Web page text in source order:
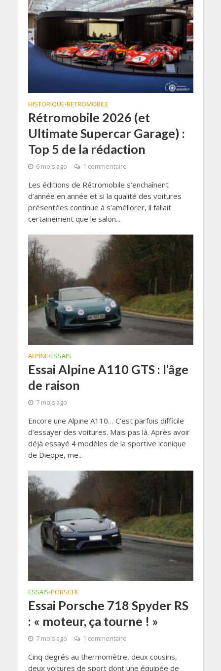
HISTORIQUE•RETROMOBILE
Rétromobile 2026 (et
Ultimate Supercar Garage) :
Top 5 de la rédaction
6 mois ago 1 commentaire
Les éditions de Rétromobile s’enchaînent
d’année en année et si la qualité des voitures
présentées continue à s’améliorer, il fallait
certainement que le salon...
ALPINE•ESSAIS
Essai Alpine A110 GTS : l’âge
de raison
7 mois ago
Encore une Alpine A110… C’est parfois difficile
d’essayer des voitures. Mais pas là. Après avoir
déjà essayé 4 modèles de la sportive iconique
de Dieppe, me...
ESSAIS•PORSCHE
Essai Porsche 718 Spyder RS
: « moteur, ça tourne ! »
7 mois ago 1 commentaire
Cinq degrés au thermomètre, deux cousins,
deux voitures de sport dont une équipée de